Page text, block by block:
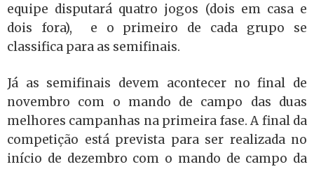
equipe disputará quatro jogos (dois em casa e
dois fora), e o primeiro de cada grupo se
classifica para as semifinais.
Já as semifinais devem acontecer no final de
novembro com o mando de campo das duas
melhores campanhas na primeira fase. A final da
competição está prevista para ser realizada no
início de dezembro com o mando de campo da